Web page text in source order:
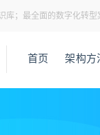
；最全面的数字化转型
首页 架构方